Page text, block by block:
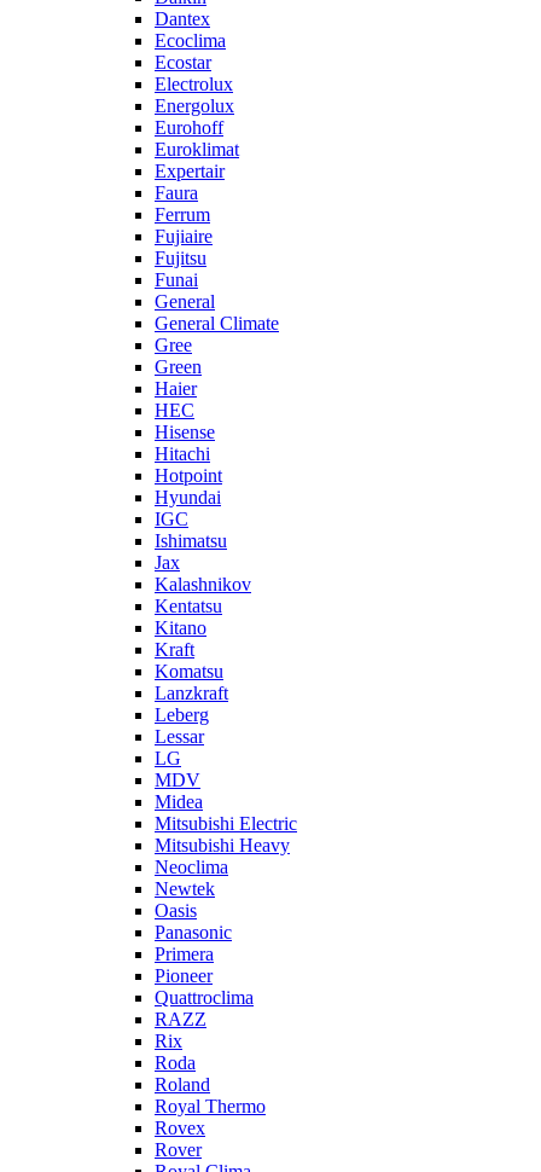
Dantex
Ecoclima
Ecostar
Electrolux
Energolux
Eurohoff
Euroklimat
Expertair
Faura
Ferrum
Fujiaire
Fujitsu
Funai
General
General Climate
Gree
Green
Haier
HEC
Hisense
Hitachi
Hotpoint
Hyundai
IGC
Ishimatsu
Jax
Kalashnikov
Kentatsu
Kitano
Kraft
Komatsu
Lanzkraft
Leberg
Lessar
LG
MDV
Midea
Mitsubishi Electric
Mitsubishi Heavy
Neoclima
Newtek
Oasis
Panasonic
Primera
Pioneer
Quattroclima
RAZZ
Rix
Roda
Roland
Royal Thermo
Rovex
Rover